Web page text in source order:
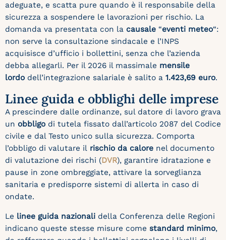
adeguate, e scatta pure quando è il responsabile della
sicurezza a sospendere le lavorazioni per rischio. La
domanda va presentata con la causale “eventi meteo“:
non serve la consultazione sindacale e l’INPS
acquisisce d’ufficio i bollettini, senza che l’azienda
debba allegarli. Per il 2026 il massimale mensile
lordo dell’integrazione salariale è salito a 1.423,69 euro.
Linee guida e obblighi delle imprese
A prescindere dalle ordinanze, sul datore di lavoro grava
un obbligo di tutela fissato dall’articolo 2087 del Codice
civile e dal Testo unico sulla sicurezza. Comporta
l’obbligo di valutare il rischio da calore nel documento
di valutazione dei rischi (DVR), garantire idratazione e
pause in zone ombreggiate, attivare la sorveglianza
sanitaria e predisporre sistemi di allerta in caso di
ondate.
Le linee guida nazionali della Conferenza delle Regioni
indicano queste stesse misure come standard minimo,